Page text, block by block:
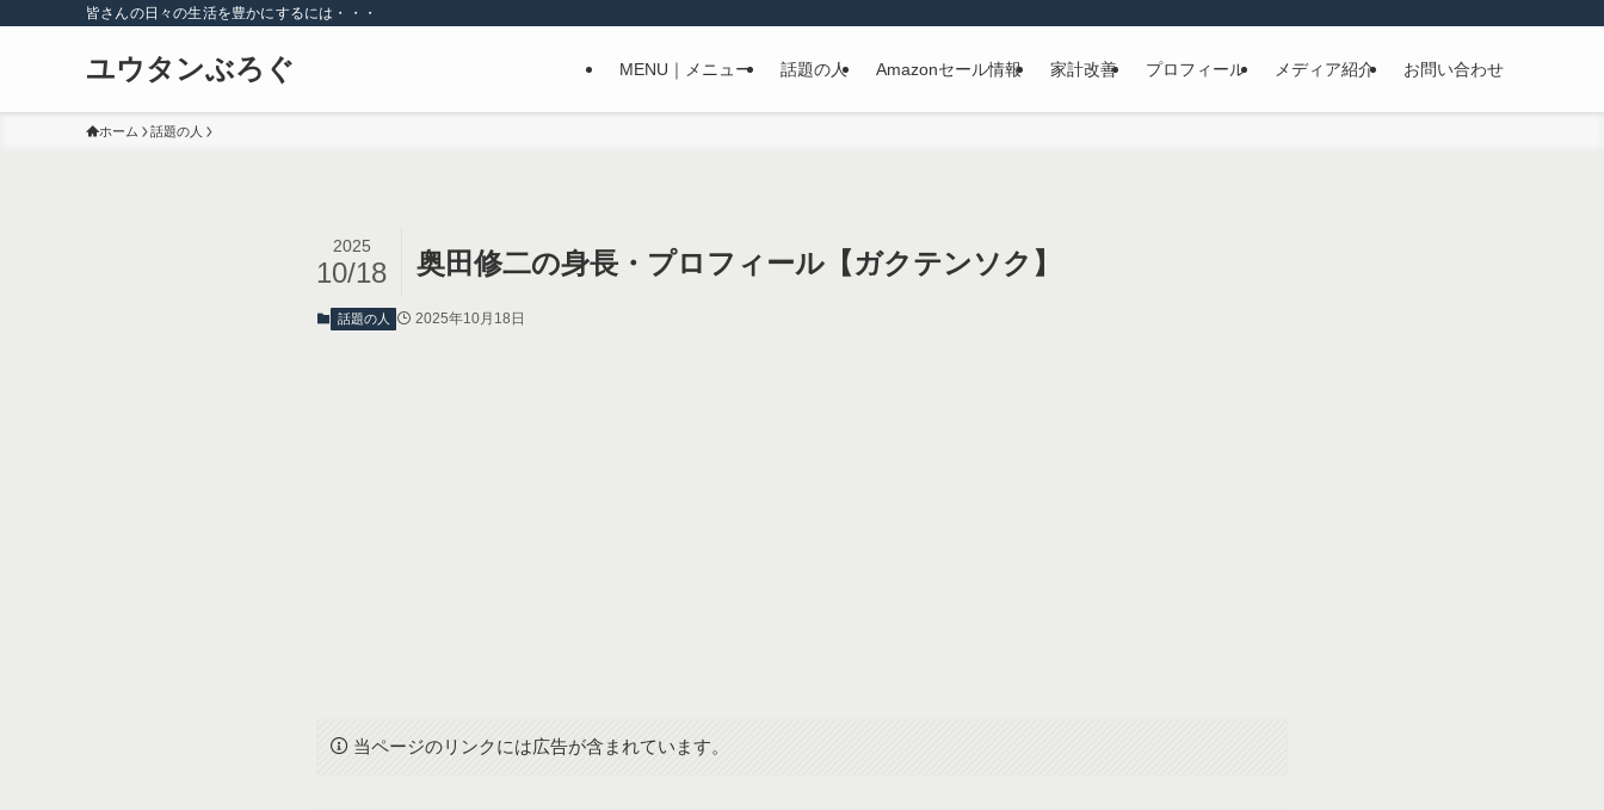
皆さんの日々の生活を豊かにするには・・・
ユウタンぶろぐ MENU｜メニュー 話題の人 Amazonセール情報 家計改善 プロフィール メディア紹介 お問い合わせ
ホーム 話題の人
奥田修二の身長・プロフィール【ガクテンソク】
2025
10/18
話題の人 2025年10月18日
当ページのリンクには広告が含まれています。